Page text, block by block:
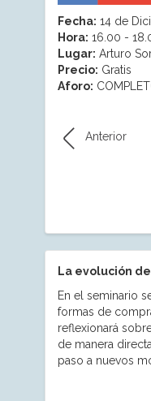
Fecha: 14 de
Hora: 16.00 -
Lugar: Arturo
Precio: Gratis
Aforo:
Anterior
La evolución
En el seminario
formas de
reflexionará
de manera
paso a nuevos